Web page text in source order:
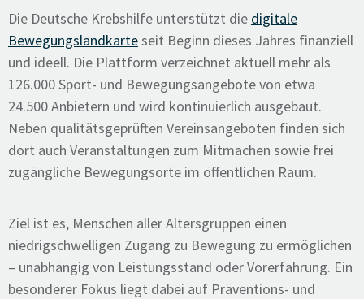
Die Deutsche Krebshilfe unterstützt die digitale
Bewegungslandkarteseit Beginn dieses Jahres finanziell
und ideell. Die Plattform verzeichnet aktuell mehr als
126.000 Sport- und Bewegungsangebote von etwa
24.500 Anbietern und wird kontinuierlich ausgebaut.
Neben qualitätsgeprüften Vereinsangeboten finden sich
dort auch Veranstaltungen zum Mitmachen sowie frei
zugängliche Bewegungsorte im öffentlichen Raum.
Ziel ist es, Menschen aller Altersgruppen einen
niedrigschwelligen Zugang zu Bewegung zu ermöglichen
– unabhängig von Leistungsstand oder Vorerfahrung. Ein
besonderer Fokus liegt dabei auf Präventions- und